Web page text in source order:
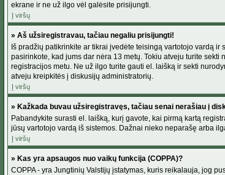
ekrane ir ne už ilgo vėl galėsite prisijungti.
Į viršų
» Aš užsiregistravau, tačiau negaliu prisijungti!
Iš pradžių patikrinkite ar tikrai įvedėte teisingą vartotojo vardą
pasirinkote, kad jums dar nėra 13 metų. Tokiu atveju turite
registracijos metu. Ne už ilgo turite gauti el. laišką ir sekti
atveju kreipkitės į diskusijų administratorių.
Į viršų
» Kažkada buvau užsiregistravęs, tačiau senai nerašiau į
Pabandykite surasti el. laišką, kurį gavote, kai pirmą kartą
jūsų vartotojo vardą iš sistemos. Dažnai nieko neparašę arba
Į viršų
» Kas yra apsaugos nuo vaikų funkcija (COPPA)?
COPPA - yra Jungtinių Valstijų įstatymas, kuris reikalauja, jog